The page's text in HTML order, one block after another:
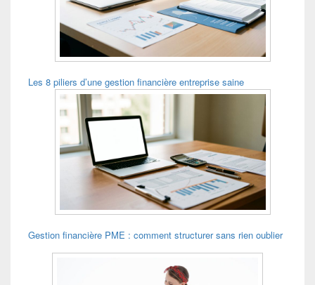
Les 8 piliers d’une gestion financière entreprise saine
Gestion financière PME : comment structurer sans rien oublier